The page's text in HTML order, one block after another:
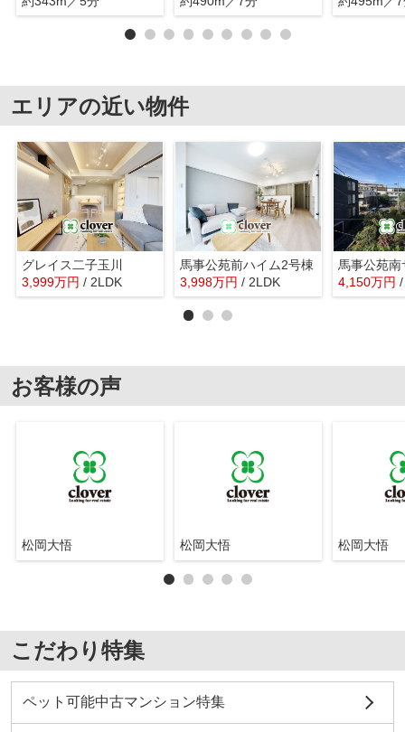
エリアの近い物件
グレイス二子玉川
3,999万円 / 2LDK
馬事公苑前ハイム2号棟
3,998万円 / 2LDK
馬事公苑
4,150万円
お客様の声
松岡大悟 松岡大悟 松岡大悟
こだわり特集
ペット可能中古マンション特集